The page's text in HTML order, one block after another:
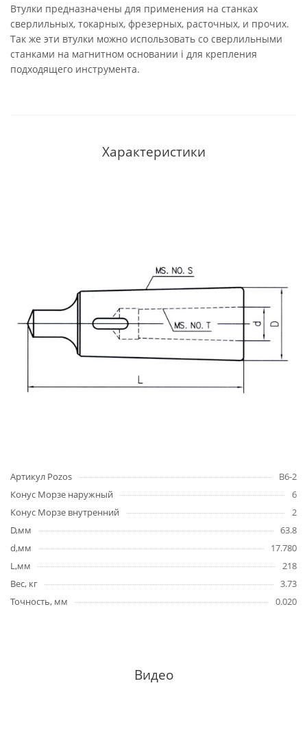
Втулки предназначены для применения на станках
сверлильных, токарных, фрезерных, расточных, и прочих.
Так же эти втулки можно использовать со сверлильными
станками на магнитном основании i для крепления
подходящего инструмента.
Характеристики
Артикул Pozos
B6-2
Конус Морзе наружный
6
Конус Морзе внутренний
2
D,мм
63.8
d,мм
17.780
L,мм
218
Вес, кг
3.73
Точность, мм
0.020
Видео